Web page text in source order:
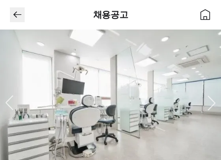
채용공고